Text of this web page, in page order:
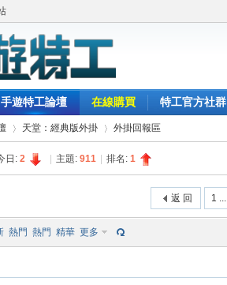
手遊特工論壇 在線購買 特工官方社群
天堂：經典版外掛 外掛回報區
日: 2 主題: 911 排名: 1
1 ...
返 回
熱門 熱門 精華 更多